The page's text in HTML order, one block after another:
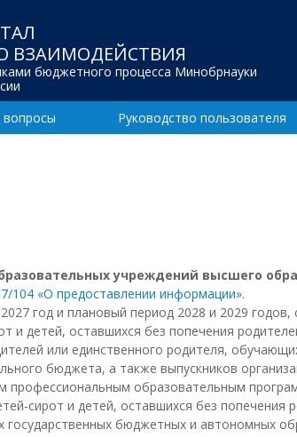
ВЗАИМОДЕЙСТВИЯ
бюджетного процесса Минобрнауки
Руководство пользователя
учреждений высшего
«О предоставлении информации».
год и плановый период 2028 и 2029
детей, оставшихся без попечения
или единственного родителя,
бюджета, а также выпускников
образовательным
сирот и детей, оставшихся без попечения
бюджетных и автономных